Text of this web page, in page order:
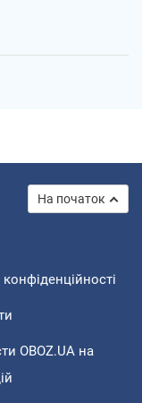
На початок
OBOZ.UA на